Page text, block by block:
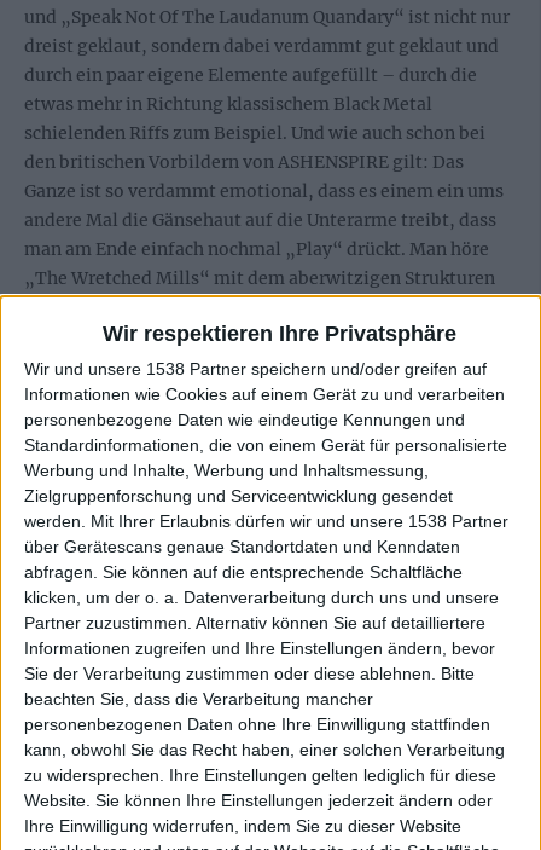
Wir respektieren Ihre Privatsphäre
Wir und unsere 1538 Partner speichern und/oder greifen auf
Informationen wie Cookies auf einem Gerät zu und verarbeiten
personenbezogene Daten wie eindeutige Kennungen und
Standardinformationen, die von einem Gerät für personalisierte
Werbung und Inhalte, Werbung und Inhaltsmessung,
Zielgruppenforschung und Serviceentwicklung gesendet
werden. Mit Ihrer Erlaubnis dürfen wir und unsere 1538 Partner
über Gerätescans genaue Standortdaten und Kenndaten
abfragen. Sie können auf die entsprechende Schaltfläche
klicken, um der o. a. Datenverarbeitung durch uns und unsere
Partner zuzustimmen. Alternativ können Sie auf detailliertere
Informationen zugreifen und Ihre Einstellungen ändern, bevor
Sie der Verarbeitung zustimmen oder diese ablehnen. Bitte
beachten Sie, dass die Verarbeitung mancher
personenbezogenen Daten ohne Ihre Einwilligung stattfinden
kann, obwohl Sie das Recht haben, einer solchen Verarbeitung
zu widersprechen. Ihre Einstellungen gelten lediglich für diese
Website. Sie können Ihre Einstellungen jederzeit ändern oder
Ihre Einwilligung widerrufen, indem Sie zu dieser Website
und „Speak Not Of The Laudanum Quandary“ ist nicht nur
dreist geklaut, sondern dabei verdammt gut geklaut und
durch ein paar eigene Elemente aufgefüllt – durch die
etwas mehr in Richtung klassischem Black Metal
schielenden Riffs zum Beispiel. Und wie auch schon bei
den britischen Vorbildern von ASHENSPIRE gilt: Das
Ganze ist so verdammt emotional, dass es einem ein ums
andere Mal die Gänsehaut auf die Unterarme treibt, dass
man am Ende einfach nochmal „Play“ drückt. Man höre
„The Wretched Mills“ mit dem aberwitzigen Strukturen
Lighthouse“. Man höre „Fever Sheds“. Ach Quatsch: Man
höre einfach das ganze Album. Und beachte, dass die
7/10er-Wertung unter dem Artikel ein Kompromiss aus
musikalischer Qualität (8/10) und eingerechneter
Dreistigkeit (6/10) ist.